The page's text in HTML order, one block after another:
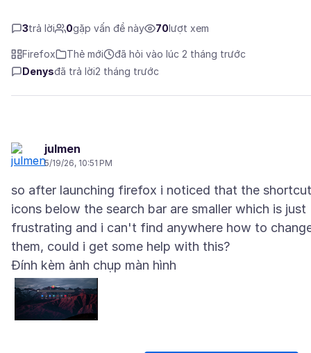
3trả lời 0gặp vấn đề này 70lượt xem
Firefox Thẻ mới
đã hỏi vào lúc 2 tháng trước
Denysđã trả lời2 tháng trước
julmen
5/19/26, 10:51 PM
so after launching firefox i noticed that the shortcut
icons below the search bar are smaller which is just
frustrating and i can't find anywhere how to
Đính kèm ảnh chụp màn hình